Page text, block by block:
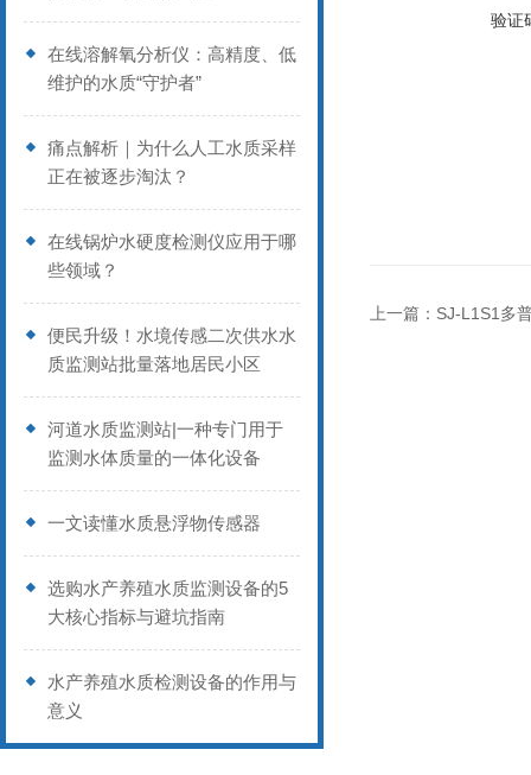
在线溶解氧分析仪：高精度、低
维护的水质“守护者”
痛点解析｜为什么人工水质采样
正在被逐步淘汰？
在线锅炉水硬度检测仪应用于哪
些领域？
便民升级！水境传感二次供水水
质监测站批量落地居民小区
河道水质监测站|一种专门用于
监测水体质量的一体化设备
一文读懂水质悬浮物传感器
选购水产养殖水质监测设备的5
大核心指标与避坑指南
水产养殖水质检测设备的作用与
意义
验证
上一篇： SJ-L1S1多